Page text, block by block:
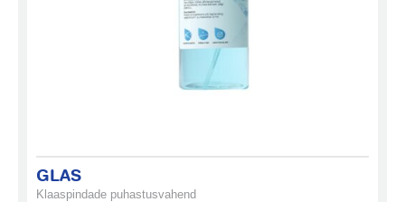
GLAS
Klaaspindade puhastusvahend